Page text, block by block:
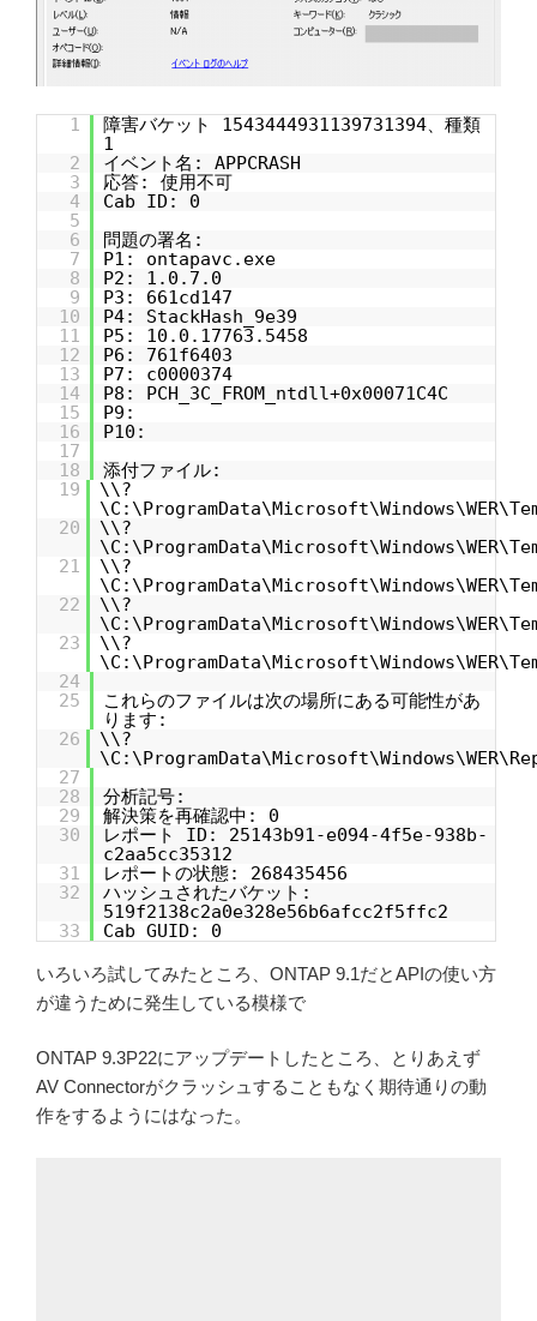
1
障害バケット 1543444931139731394、種類
1
2
イベント名: APPCRASH
3
応答: 使用不可
4
Cab ID: 0
5
6
問題の署名:
7
P1: ontapavc.exe
8
P2: 1.0.7.0
9
P3: 661cd147
10
P4: StackHash_9e39
11
P5: 10.0.17763.5458
12
P6: 761f6403
13
P7: c0000374
14
P8: PCH_3C_FROM_ntdll+0x00071C4C
15
P9:
16
P10:
17
18
添付ファイル:
19
\\?
20
\\?
21
\\?
22
\\?
23
\\?
24
25
これらのファイルは次の場所にある可能性があ
ります:
26
\\?
27
28
分析記号:
29
解決策を再確認中: 0
30
レポート ID: 25143b91-e094-4f5e-938b-
c2aa5cc35312
31
レポートの状態: 268435456
32
ハッシュされたバケット:
519f2138c2a0e328e56b6afcc2f5ffc2
33
Cab GUID: 0
いろいろ試してみたところ、ONTAP 9.1だとAPIの使い方
が違うために発生している模様で
ONTAP 9.3P22にアップデートしたところ、とりあえず
AV Connectorがクラッシュすることもなく期待通りの動
作をするようにはなった。